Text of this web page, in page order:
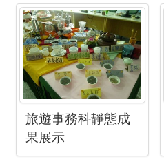
旅遊事務科靜態成
果展示